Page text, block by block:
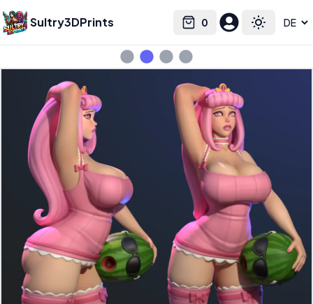
Sultry3DPrints 0
Cart Toggle
Select language